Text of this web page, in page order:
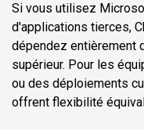
Si vous utilisez
d'applications tierces,
dépendez entièrement
supérieur. Pour les
ou des déploiements
offrent flexibilité